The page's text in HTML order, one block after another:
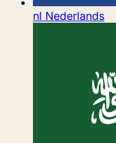
nl Nederlands